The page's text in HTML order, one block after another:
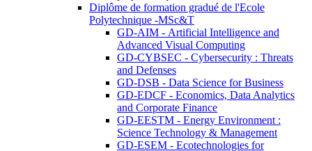
Diplôme de formation gradué de l'Ecole
Polytechnique -MSc&T
GD-AIM - Artificial Intelligence and
Advanced Visual Computing
GD-CYBSEC - Cybersecurity : Threats
and Defenses
GD-DSB - Data Science for Business
GD-EDCF - Economics, Data Analytics
and Corporate Finance
GD-EESTM - Energy Environment :
Science Technology & Management
GD-ESEM - Ecotechnologies for